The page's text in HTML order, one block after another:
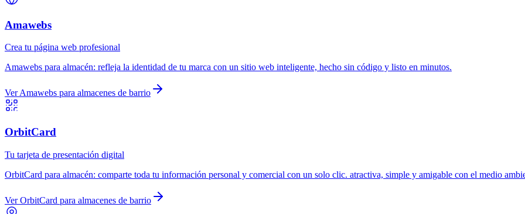
Amawebs
Crea tu página web profesional
Amawebs para almacén: refleja la identidad de tu marca con un sitio web inteligente, hecho sin código y listo en minutos.
VerAmawebs para almacenes de barrio
OrbitCard
Tu tarjeta de presentación digital
OrbitCard para almacén: comparte toda tu información personal y comercial con un solo clic. atractiva, simple y amigable con el medio
VerOrbitCard para almacenes de barrio